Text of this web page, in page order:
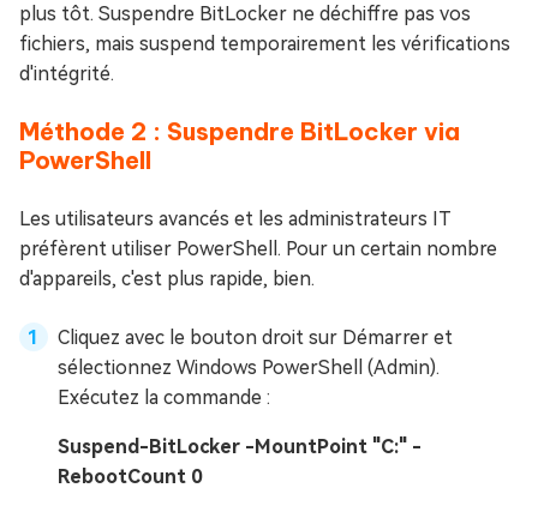
plus tôt. Suspendre BitLocker ne déchiffre pas vos
fichiers, mais suspend temporairement les vérifications
d'intégrité.
Méthode 2 : Suspendre BitLocker via
PowerShell
Les utilisateurs avancés et les administrateurs IT
préfèrent utiliser PowerShell. Pour un certain nombre
d'appareils, c'est plus rapide, bien.
Cliquez avec le bouton droit sur Démarrer et
sélectionnez Windows PowerShell (Admin).
Exécutez la commande :
Suspend-BitLocker -MountPoint "C:" -
RebootCount 0